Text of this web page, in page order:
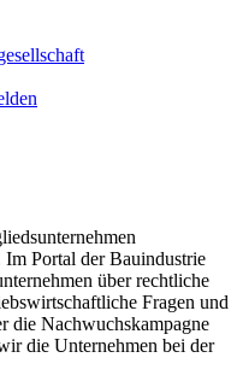
Im Portal der Bauindustrie
über rechtliche
Fragen und
die Nachwuchskampagne
die Unternehmen bei der